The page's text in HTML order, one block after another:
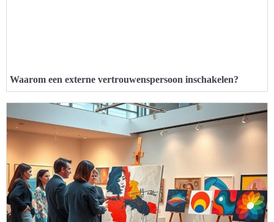
Waarom een externe vertrouwenspersoon inschakelen?